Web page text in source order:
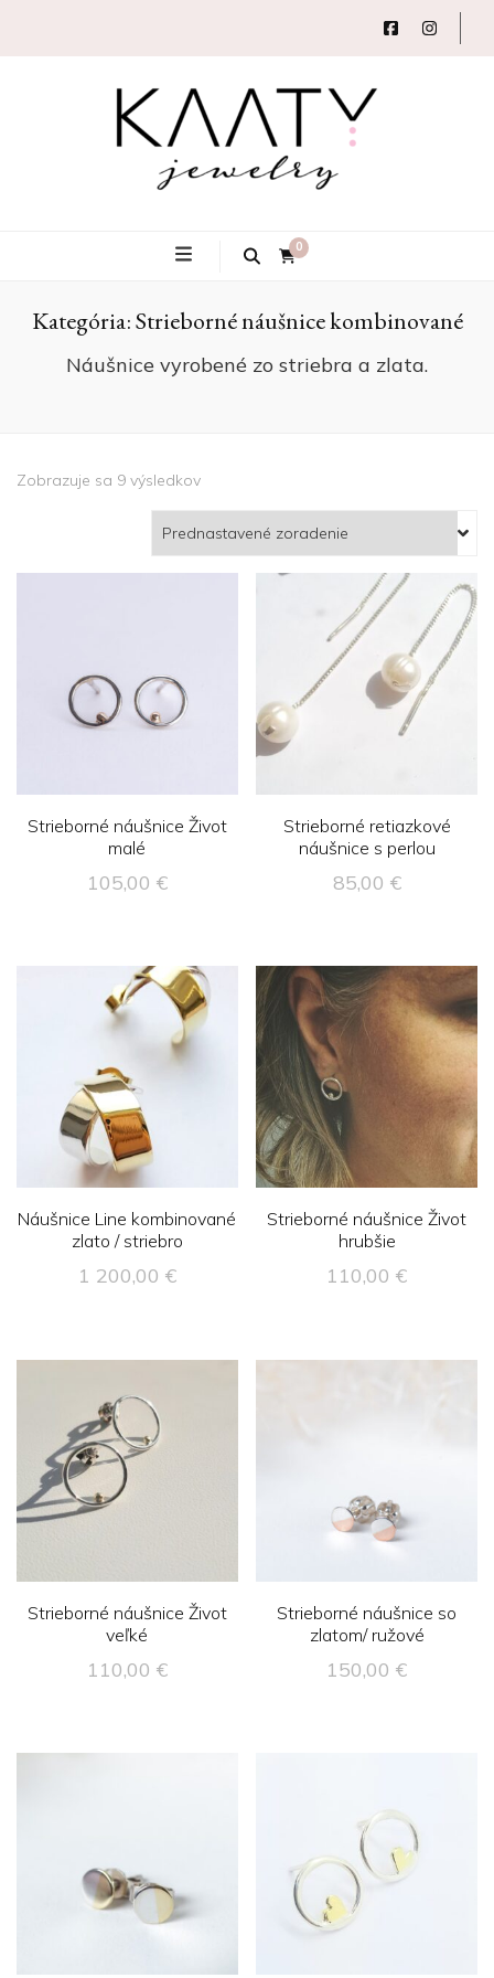
Kaaty
Jewelry
0
Kategória:Strieborné náušnice kombinované
Náušnice vyrobené zo striebra a zlata.
Zobrazuje sa 9 výsledkov
Strieborné náušnice Život
malé
105,00 €
Strieborné retiazkové
náušnice s perlou
85,00 €
Náušnice Line kombinované
zlato / striebro
1 200,00 €
Strieborné náušnice Život
hrubšie
110,00€
Strieborné náušnice Život
veľké
110,00 €
Strieborné náušnice so
zlatom/ ružové
150,00€